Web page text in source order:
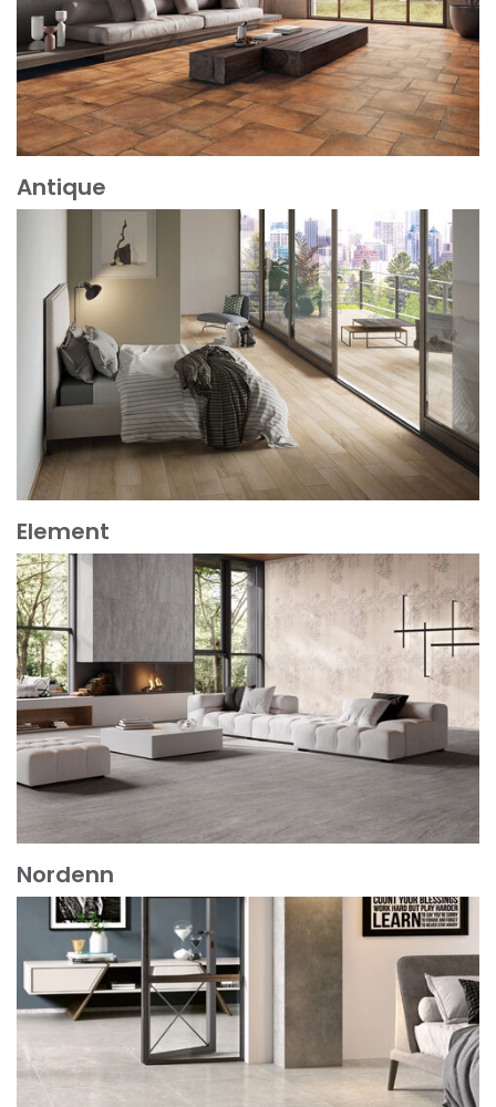
Mehr erfahren
Mehr erfahren
Antique
Mehr erfahren
Element
Nordenn